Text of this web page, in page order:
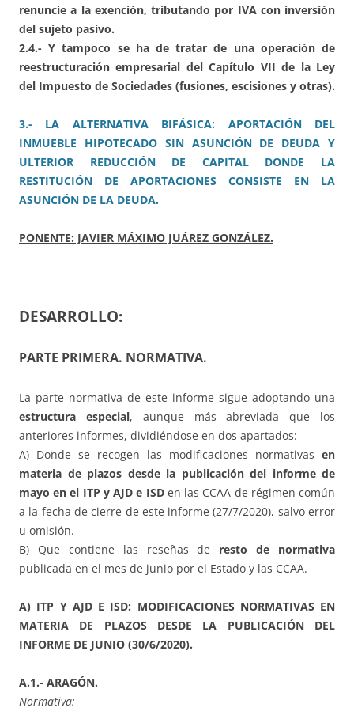
renuncie a la exención, tributando por IVA con inversión
del sujeto pasivo.
2.4.- Y tampoco se ha de tratar de una operación de
reestructuración empresarial del Capítulo VII de la Ley
del Impuesto de Sociedades (fusiones, escisiones y otras).
3.- LA ALTERNATIVA BIFÁSICA: APORTACIÓN DEL
INMUEBLE HIPOTECADO SIN ASUNCIÓN DE DEUDA Y
ULTERIOR REDUCCIÓN DE CAPITAL DONDE LA
RESTITUCIÓN DE APORTACIONES CONSISTE EN LA
ASUNCIÓN DE LA DEUDA.
PONENTE: JAVIER MÁXIMO JUÁREZ GONZÁLEZ.
DESARROLLO:
PARTE PRIMERA. NORMATIVA.
La parte normativa de este informe sigue adoptando una
estructura especial, aunque más abreviada que los
anteriores informes, dividiéndose en dos apartados:
A) Donde se recogen las modificaciones normativas en
materia de plazos desde la publicación del informe de
mayo en el ITP y AJD e ISDen las CCAA de régimen común
a la fecha de cierre de este informe (27/7/2020), salvo error
u omisión.
B) Que contiene las reseñas de resto de normativa
publicada en el mes de junio por el Estado y las CCAA.
A) ITP Y AJD E ISD: MODIFICACIONES NORMATIVAS EN
MATERIA DE PLAZOS DESDE LA PUBLICACIÓN DEL
INFORME DE JUNIO (30/6/2020).
A.1.- ARAGÓN.
Normativa: